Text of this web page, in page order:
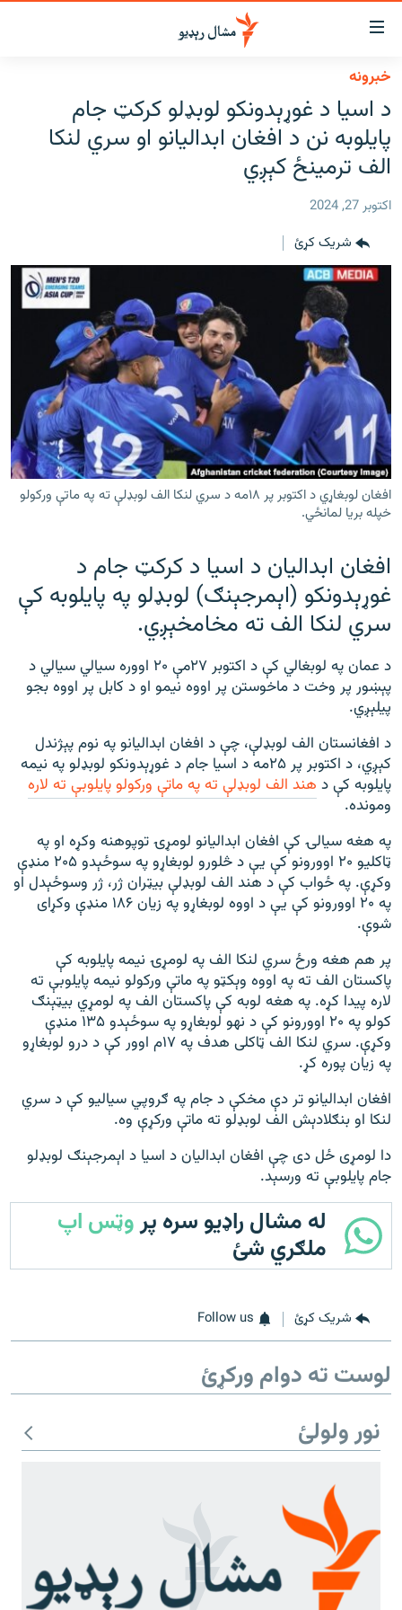
د
لاسرسي
ځای
عمومي
پاڼې
موضوع
لاړ
عمومي
کورپاڼې
ورشئ
کور
لنډ خبرونه
پښتونخوا او قبایل
افغانستان
نړۍ
ځانګړې مرکې، شننې
انځور او ویډیو
اوونیزې خپرونې
۱۴ ساعته راډیويي خپرونې
Gandhara
موږ وڅارئ
د ازادې اروپا راډیو ټولې ووبپاڼې
خبرونه
د اسیا د غوړېدونکو لوبډلو کرکټ جام
پایلوبه نن د افغان ابدالیانو او سري لنکا
الف ترمینځ کېږي
اکتوبر 27, 2024
شریک کړئ
افغان لوبغاړي د اکتوبر پر ۱۸مه د سري لنکا الف لوبډلې ته په ماتې ورکولو
خپله بریا لمانځي.
افغان ابدالیان د اسیا د کرکټ جام د
غوړېدونکو (اېمرجېنګ) لوبډلو په پایلوبه کې
سري لنکا الف ته مخامخېږي.
د عمان په لوبغالي کې د اکتوبر ۲۷مې ۲۰ اووره سیالي سیالي د
پېښور پر وخت د ماخوستن پر اووه نیمو او د کابل پر اووه بجو
پیلېږي.
د افغانستان الف لوبډلې، چې د افغان ابدالیانو په نوم پېژندل
کېږي، د اکتوبر پر ۲۵مه د اسیا جام د غوړېدونکو لوبډلو په نیمه
پایلوبه کې د هند الف لوبډلې ته په ماتې ورکولو پایلوبې ته لاره
ومونده.
په هغه سیالۍ کې افغان ابدالیانو لومړۍ توپوهنه وکړه او په
ټاکلیو ۲۰ اوورونو کې یې د څلورو لوبغاړو په سوځېدو ۲۰۵ منډې
وکړې. په ځواب کې د هند الف لوبډلې بیټران ژر، ژر وسوځېدل او
په ۲۰ اوورونو کې یې د اووه لوبغاړو په زیان ۱۸۶ منډې وکړای
شوې.
پر هم هغه ورځ سري لنکا الف په لومړۍ نیمه پایلوبه کې
پاکستان الف ته په اووه وېکټو په ماتې ورکولو نیمه پایلوبې ته
لاره پیدا کړه. په هغه لوبه کې پاکستان الف په لومړي بيټېنګ
کولو په ۲۰ اوورونو کې د نهو لوبغاړو په سوځېدو ۱۳۵ منډې
وکړې. سري لنکا الف ټاکلی هدف په ۱۷م اوور کې د درو لوبغاړو
په زیان پوره کړ.
افغان ابدالیانو تر دې مخکې د جام په ګروپي سیالیو کې د سري
لنکا او بنګلادېش الف لوبډلو ته ماتې ورکړې وه.
دا لومړی ځل دی چې افغان ابدالیان د اسیا د اېمرجېنګ لوبډلو
جام پایلوبې ته ورسېد.
له مشال راډیو سره پروټس اپ
ملګري شئ
شریک کړئ Follow us
لوست ته دوام ورکړئ
نور ولولئ